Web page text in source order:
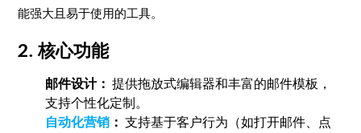
能强大且易于使用的工具。
2. 核心功能
邮件设计： 提供拖放式编辑器和丰富的邮件模板，
支持个性化定制。
自动化营销 ： 支持基于客户行为（如打开邮件、点